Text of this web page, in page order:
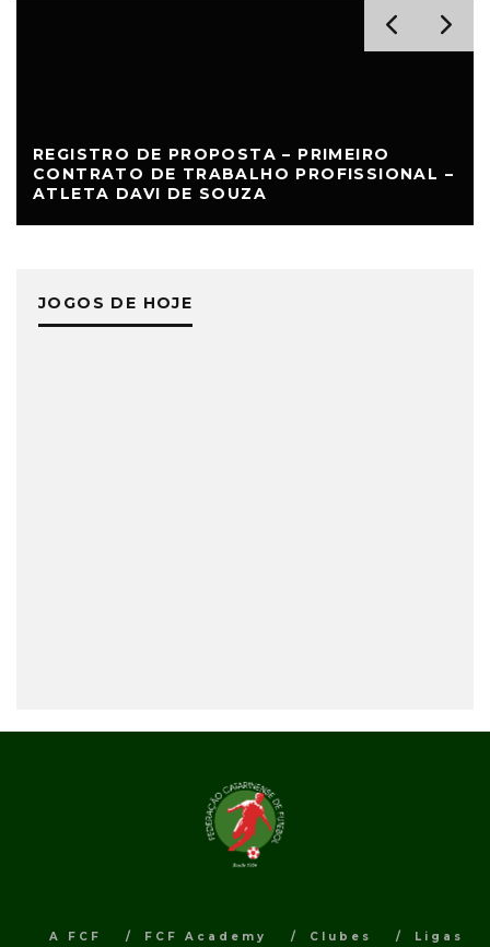
REGISTRO DE PROPOSTA – PRIMEIRO
CONTRATO DE TRABALHO PROFISSIONAL –
ATLETA DAVI DE SOUZA
JOGOS DE HOJE
A FCF FCF Academy Clubes Ligas